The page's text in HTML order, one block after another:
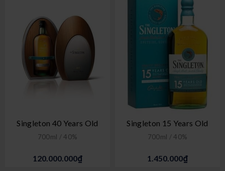
Singleton 40 Years Old
700ml / 40%
120.000.000₫
Singleton 15 Years Old
700ml / 40%
1.450.000₫